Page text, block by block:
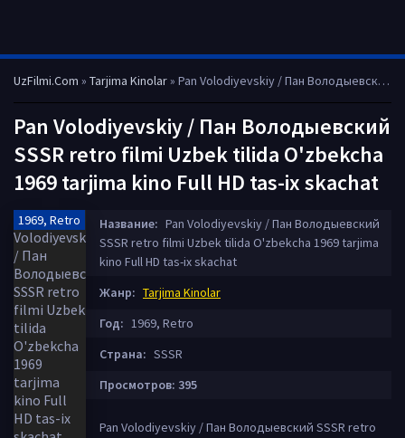
UzFilmi.Com » Tarjima Kinolar» Pan Volodiyevskiy / Пан Володыевский SSSR retro filmi Uzbek tilida O'zbekcha 1969 tarjima kino Full HD tas-ix skachat
Pan Volodiyevskiy / Пан Володыевский
SSSR retro filmi Uzbek tilida O'zbekcha
1969 tarjima kino Full HD tas-ix skachat
1969, Retro Название: Pan Volodiyevskiy / Пан Володыевский
SSSR retro filmi Uzbek tilida O'zbekcha 1969 tarjima
kino Full HD tas-ix skachat
Жанр: Tarjima Kinolar
Год: 1969, Retro
Страна: SSSR
Просмотров: 395
Pan Volodiyevskiy / Пан Володыевский SSSR retro